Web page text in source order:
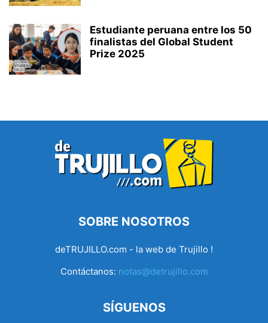
Estudiante peruana entre los 50
finalistas del Global Student
Prize 2025
SOBRE NOSOTROS
deTRUJILLO.com - la web de Trujillo !
Contáctanos: notas@detrujillo.com
SÍGUENOS